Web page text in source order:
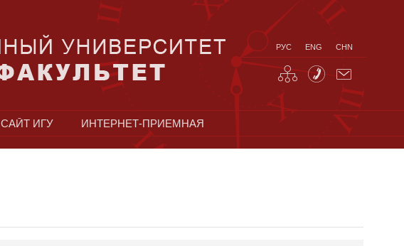
РУС ENG CHN
САЙТ ИГУ ИНТЕРНЕТ-ПРИЕМНАЯ